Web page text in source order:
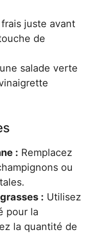
juste avant
de
salade verte
: Remplacez
ou
: Utilisez
pour la
la quantité de